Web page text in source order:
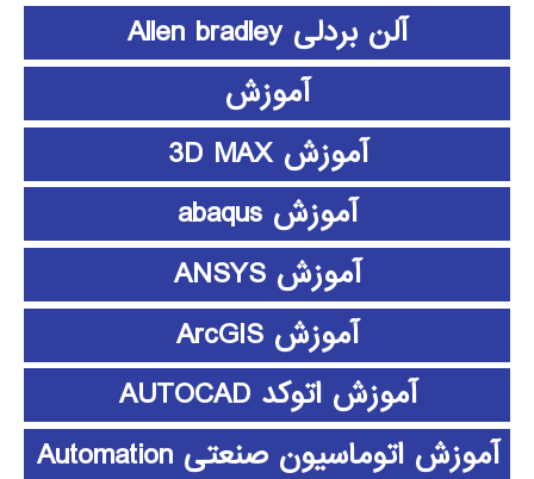
آلن بردلی Allen bradley
آموزش
آموزش 3D MAX
آموزش abaqus
آموزش ANSYS
آموزش ArcGIS
آموزش اتوکد AUTOCAD
آموزش اتوماسیون صنعتی Automation